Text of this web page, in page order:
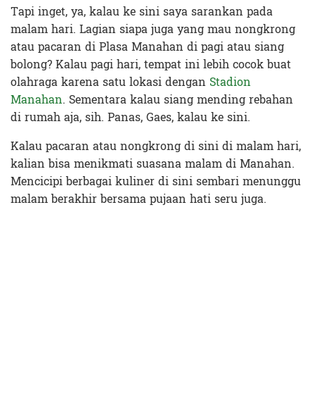
Tapi inget, ya, kalau ke sini saya sarankan pada
malam hari. Lagian siapa juga yang mau nongkrong
atau pacaran di Plasa Manahan di pagi atau siang
bolong? Kalau pagi hari, tempat ini lebih cocok buat
olahraga karena satu lokasi dengan Stadion
Manahan. Sementara kalau siang mending rebahan
di rumah aja, sih. Panas, Gaes, kalau ke sini.
Kalau pacaran atau nongkrong di sini di malam hari,
kalian bisa menikmati suasana malam di Manahan.
Mencicipi berbagai kuliner di sini sembari menunggu
malam berakhir bersama pujaan hati seru juga.